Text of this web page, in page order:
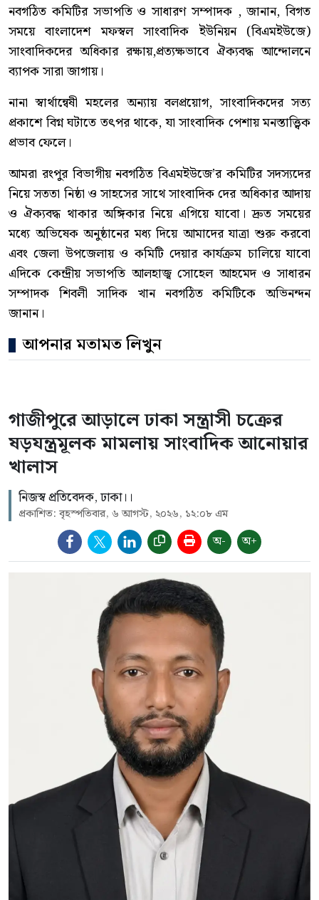
নবগঠিত কমিটির সভাপতি ও সাধারণ সম্পাদক , জানান, বিগত
সময়ে বাংলাদেশ মফস্বল সাংবাদিক ইউনিয়ন (বিএমইউজে)
সাংবাদিকদের অধিকার রক্ষায়,প্রত্যক্ষভাবে ঐক্যবদ্ধ আন্দোলনে
ব্যাপক সারা জাগায়।
নানা স্বার্থান্বেষী মহলের অন্যায় বলপ্রয়োগ, সাংবাদিকদের সত্য
প্রকাশে বিগ্ন ঘটাতে তৎপর থাকে, যা সাংবাদিক পেশায় মনস্তাত্ত্বিক
প্রভাব ফেলে।
আমরা রংপুর বিভাগীয় নবগঠিত বিএমইউজে’র কমিটির সদস্যদের
নিয়ে সততা নিষ্ঠা ও সাহসের সাথে সাংবাদিক দের অধিকার আদায়
ও ঐক্যবদ্ধ থাকার অঙ্গিকার নিয়ে এগিয়ে যাবো। দ্রুত সময়ের
মধ্যে অভিষেক অনুষ্ঠানের মধ্য দিয়ে আমাদের যাত্রা শুরু করবো
এবং জেলা উপজেলায় ও কমিটি দেয়ার কার্যক্রম চালিয়ে যাবো
এদিকে কেন্দ্রীয় সভাপতি আলহাজ্ব সোহেল আহমেদ ও সাধারন
সম্পাদক শিবলী সাদিক খান নবগঠিত কমিটিকে অভিনন্দন
জানান।
আপনার মতামত লিখুন
গাজীপুরে আড়ালে ঢাকা সন্ত্রাসী চক্রের
ষড়যন্ত্রমূলক মামলায় সাংবাদিক আনোয়ার
খালাস
নিজস্ব প্রতিবেদক, ঢাকা।।
প্রকাশিত: বৃহস্পতিবার, ৬ আগস্ট, ২০২৬, ১২:০৮ এম
অ- অ+